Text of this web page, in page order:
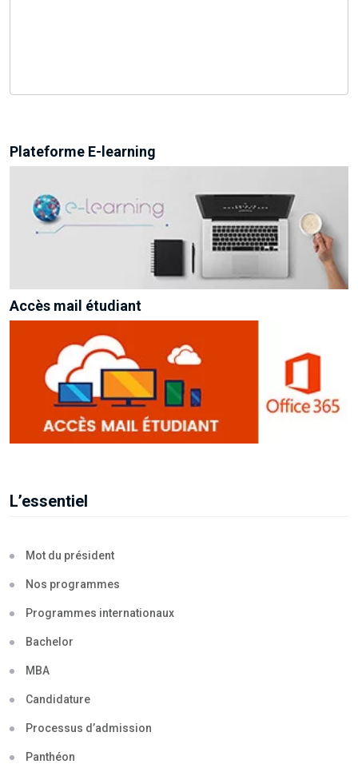
Plateforme E-learning
Accès mail étudiant
L’essentiel
Mot du président
Nos programmes
Programmes internationaux
Bachelor
MBA
Candidature
Processus d’admission
Panthéon